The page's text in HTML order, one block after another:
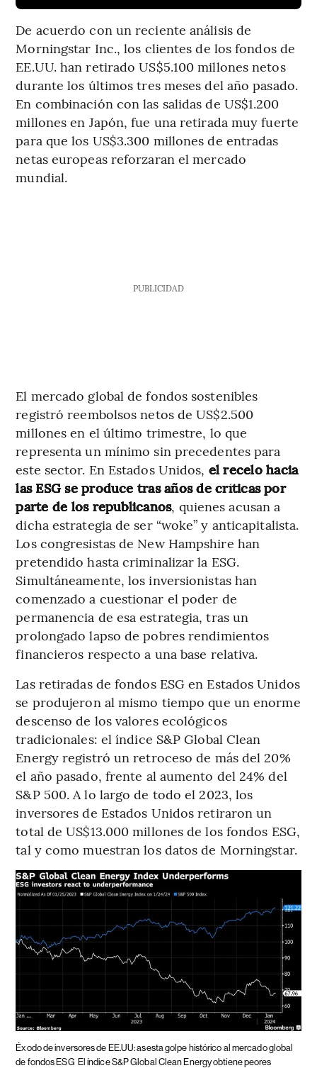
De acuerdo con un reciente análisis de
Morningstar Inc., los clientes de los fondos de
EE.UU. han retirado US$5.100 millones netos
durante los últimos tres meses del año pasado.
En combinación con las salidas de US$1.200
millones en Japón, fue una retirada muy fuerte
para que los US$3.300 millones de entradas
netas europeas reforzaran el mercado
mundial.
PUBLICIDAD
El mercado global de fondos sostenibles
registró reembolsos netos de US$2.500
millones en el último trimestre, lo que
representa un mínimo sin precedentes para
este sector. En Estados Unidos, el recelo hacia
las ESG se produce tras años de críticas por
parte de los republicanos, quienes acusan a
dicha estrategia de ser “woke” y anticapitalista.
Los congresistas de New Hampshire han
pretendido hasta criminalizar la ESG.
Simultáneamente, los inversionistas han
comenzado a cuestionar el poder de
permanencia de esa estrategia, tras un
prolongado lapso de pobres rendimientos
financieros respecto a una base relativa.
Las retiradas de fondos ESG en Estados Unidos
se produjeron al mismo tiempo que un enorme
descenso de los valores ecológicos
tradicionales: el índice S&P Global Clean
Energy registró un retroceso de más del 20%
el año pasado, frente al aumento del 24% del
S&P 500. A lo largo de todo el 2023, los
inversores de Estados Unidos retiraron un
total de US$13.000 millones de los fondos ESG,
tal y como muestran los datos de Morningstar.
Éxodo de inversores de EE.UU: asesta golpe histórico al mercado global
de fondos ESG El índice S&P Global Clean Energy obtiene peores